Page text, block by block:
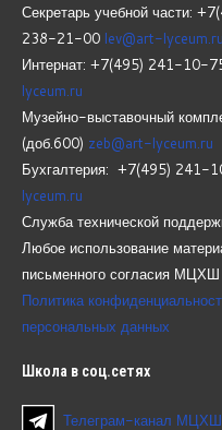
Секретарь учебной части:
238-21-00 lev@art-lyceum.ru
Интернат: +7(495) 241-10-
lyceum.ru
Музейно-выставочный
(доб.600) zeb@art-lyceum.ru
Бухгалтерия: +7(495) 241-
lyceum.ru
Служба технической
Любое использование
письменного согласия
Политика
персональных данных
Школа в соц.сетях
Телеграм-канал